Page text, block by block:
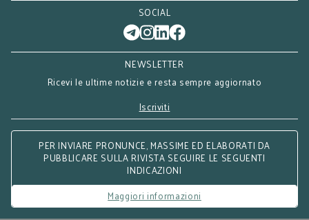
SOCIAL
NEWSLETTER
Ricevi le ultime notizie e resta sempre aggiornato
Iscriviti
PER INVIARE PRONUNCE, MASSIME ED ELABORATI DA
PUBBLICARE SULLA RIVISTA SEGUIRE LE SEGUENTI
INDICAZIONI
Maggiori informazioni